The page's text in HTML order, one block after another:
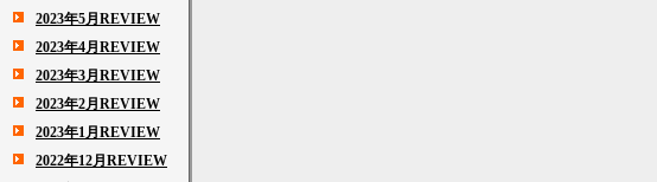
2023年5月REVIEW
2023年4月REVIEW
2023年3月REVIEW
2023年2月REVIEW
2023年1月REVIEW
2022年12月REVIEW